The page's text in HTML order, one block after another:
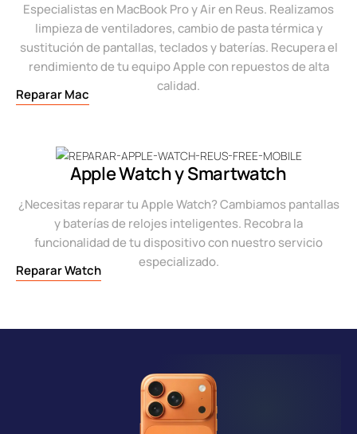
Especialistas en MacBook Pro y Air en Reus. Realizamos
limpieza de ventiladores, cambio de pasta térmica y
sustitución de pantallas, teclados y baterías. Recupera el
rendimiento de tu equipo Apple con repuestos de alta
calidad.
Reparar Mac
Apple Watch y Smartwatch
¿Necesitas reparar tu Apple Watch? Cambiamos pantallas
y baterías de relojes inteligentes. Recobra la
funcionalidad de tu dispositivo con nuestro servicio
especializado.
Reparar Watch